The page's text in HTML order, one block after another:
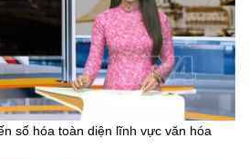
số hóa toàn diện lĩnh vực văn hóa